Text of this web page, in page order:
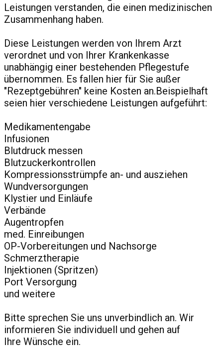
Leistungen verstanden, die einen medizinischen
Zusammenhang haben.
Diese Leistungen werden von Ihrem Arzt
verordnet und von Ihrer Krankenkasse
unabhängig einer bestehenden Pflegestufe
übernommen. Es fallen hier für Sie außer
"Rezeptgebühren" keine Kosten an.Beispielhaft
seien hier verschiedene Leistungen aufgeführt:
Medikamentengabe
Infusionen
Blutdruck messen
Blutzuckerkontrollen
Kompressionsstrümpfe an- und ausziehen
Wundversorgungen
Klystier und Einläufe
Verbände
Augentropfen
med. Einreibungen
OP-Vorbereitungen und Nachsorge
Schmerztherapie
Injektionen (Spritzen)
Port Versorgung
und weitere
Bitte sprechen Sie uns unverbindlich an. Wir
informieren Sie individuell und gehen auf
Ihre Wünsche ein.